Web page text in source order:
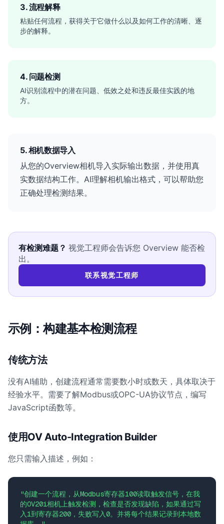
3. 流程解释
粘贴任何流程，获得关于它做什么以及如何工作的清晰、逐
步的解释。
4. 问题检测
AI识别流程中的潜在问题、低效之处和违反最佳实践的地
方。
5. 相机数据导入
从您的Overview相机导入实际输出数据，并使用真
实数据结构工作。AI理解相机输出格式，可以帮助您
正确处理检测结果。
有检测难题？ 视觉工程师会告诉您 Overview 能否检
出。
联系视觉工程师
示例：构建基本检测流程
传统方法
没有AI辅助，创建流程通常需要数小时或数天，具体取决于
经验水平。需要了解Modbus或OPC-UA协议节点，编写
JavaScript函数等。
使用OV Auto-Integration Builder
您只需输入描述，例如：
"创建一个流程，从Modbus寄存器100读取触发信号，在我
的OV20i相机上触发检测，检查是否发现缺陷，如果通过写
入1到寄存器200，失败写入0。并将每个结果记录到本地数